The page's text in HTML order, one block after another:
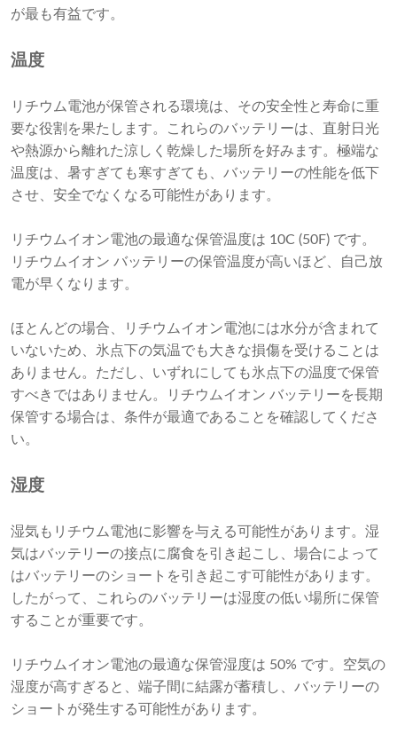
が最も有益です。
温度
リチウム電池が保管される環境は、その安全性と寿命に重
要な役割を果たします。これらのバッテリーは、直射日光
や熱源から離れた涼しく乾燥した場所を好みます。極端な
温度は、暑すぎても寒すぎても、バッテリーの性能を低下
させ、安全でなくなる可能性があります。
リチウムイオン電池の最適な保管温度は 10C (50F) です。
リチウムイオン バッテリーの保管温度が高いほど、自己放
電が早くなります。
ほとんどの場合、リチウムイオン電池には水分が含まれて
いないため、氷点下の気温でも大きな損傷を受けることは
ありません。ただし、いずれにしても氷点下の温度で保管
すべきではありません。リチウムイオン バッテリーを長期
保管する場合は、条件が最適であることを確認してくださ
い。
湿度
湿気もリチウム電池に影響を与える可能性があります。湿
気はバッテリーの接点に腐食を引き起こし、場合によって
はバッテリーのショートを引き起こす可能性があります。
したがって、これらのバッテリーは湿度の低い場所に保管
することが重要です。
リチウムイオン電池の最適な保管湿度は 50% です。空気の
湿度が高すぎると、端子間に結露が蓄積し、バッテリーの
ショートが発生する可能性があります。